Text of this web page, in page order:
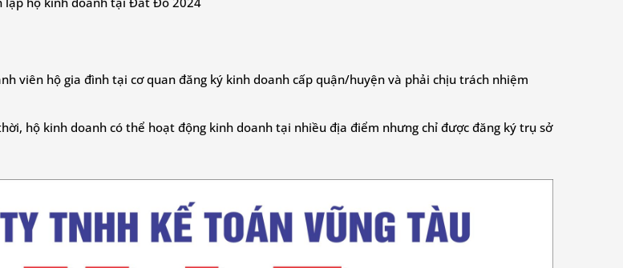
viên hộ gia đình tại cơ quan đăng ký kinh doanh cấp quận/huyện và phải chịu trách nhiệm
hộ kinh doanh có thể hoạt động kinh doanh tại nhiều địa điểm nhưng chỉ được đăng ký trụ sở